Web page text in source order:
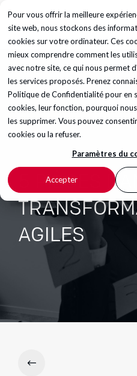
Pour vous offrir la meilleure
site web, nous stockons des
cookies sur votre ordinateur. Ces
mieux comprendre comment les
avec notre site, ce qui nous permet
les services proposés. Prenez
Politique de Confidentialitépour en
cookies, leur fonction, pourquoi
les supprimer. Vous pouvez
cookies ou la refuser.
Paramètres du
Accepter
5 PIÈGES
AGILES